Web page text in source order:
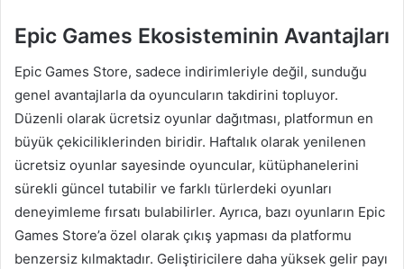
Epic Games Ekosisteminin Avantajları
Epic Games Store, sadece indirimleriyle değil, sunduğu
genel avantajlarla da oyuncuların takdirini topluyor.
Düzenli olarak ücretsiz oyunlar dağıtması, platformun en
büyük çekiciliklerinden biridir. Haftalık olarak yenilenen
ücretsiz oyunlar sayesinde oyuncular, kütüphanelerini
sürekli güncel tutabilir ve farklı türlerdeki oyunları
deneyimleme fırsatı bulabilirler. Ayrıca, bazı oyunların Epic
Games Store’a özel olarak çıkış yapması da platformu
benzersiz kılmaktadır. Geliştiricilere daha yüksek gelir payı